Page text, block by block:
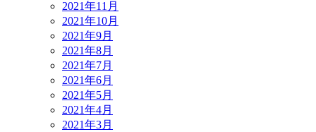
2021年11月
2021年10月
2021年9月
2021年8月
2021年7月
2021年6月
2021年5月
2021年4月
2021年3月